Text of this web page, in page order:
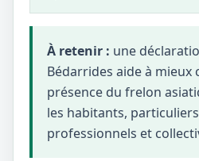
À retenir : une
Bédarrides aide à mieux
présence du frelon
les habitants,
professionnels et